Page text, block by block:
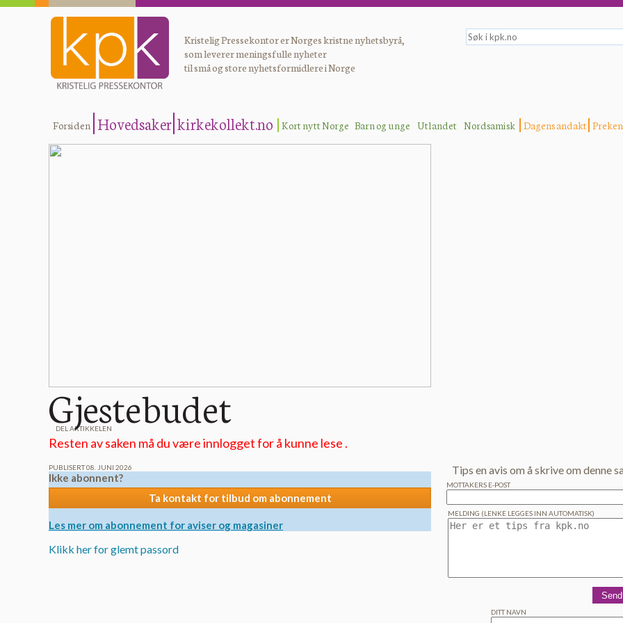
Kristelig Pressekontor er Norges kristne nyhetsbyrå,
som leverer meningsfulle nyheter
til små og store nyhetsformidlere i Norge
Forsiden Hovedsaker kirkekollekt.no Kort nytt Norge Barn og unge Utlandet Nordsamisk Dagens andakt
Gjestebudet
DEL ARTIKKELEN
Resten av saken må du være innlogget for å kunne lese .
PUBLISERT 08. JUNI 2026
Ikke abonnent?
Ta kontakt for tilbud om abonnement
Les mer om abonnement for aviser og magasiner
Klikk her for glemt passord
Tips en avis om å skrive om denne
MOTTAKERS E-POST
MELDING (LENKE LEGGES INN AUTOMATISK)
DITT NAVN